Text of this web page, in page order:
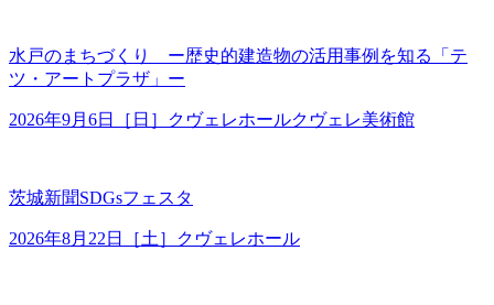
水戸のまちづくり ー歴史的建造物の活用事例を知る「テ
ツ・アートプラザ」ー
2026年9月6日［日］ クヴェレホールクヴェレ美術館
茨城新聞SDGsフェスタ
2026年8月22日［土］ クヴェレホール